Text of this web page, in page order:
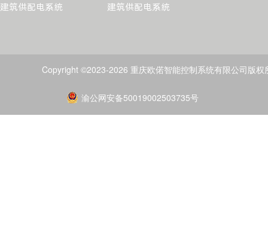
建筑供配电系统
建筑供配电系统
Copyright ©2023-2026 重庆欧偌智能控制系统有限公司版权
渝公网安备50019002503735号